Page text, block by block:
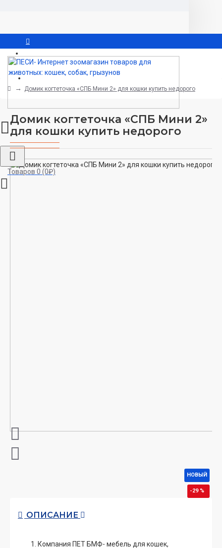
Регистрация
Товаров 0 (0₽)
Домик когтеточка «СПБ Мини 2» для кошки купить недорого
Домик когтеточка «СПБ Мини 2»
для кошки купить недорого
НОВЫЙ
-29 %
ОПИСАНИЕ
Компания ПЕТ БМФ- мебель для кошек,